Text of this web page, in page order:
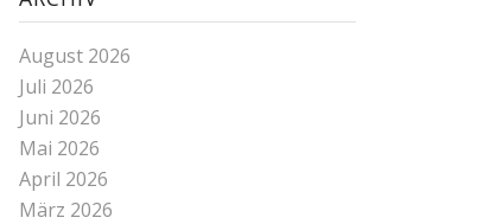
August 2026
Juli 2026
Juni 2026
Mai 2026
April 2026
März 2026